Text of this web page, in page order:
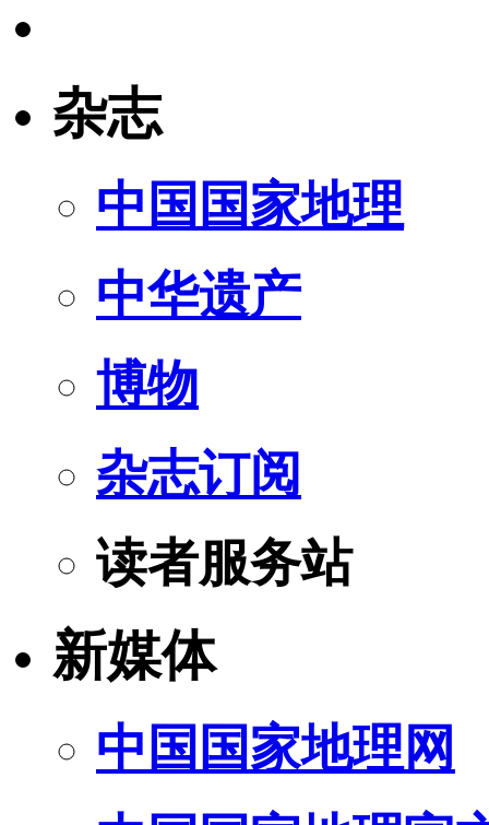
杂志
中国国家地理
中华遗产
博物
杂志订阅
读者服务站
新媒体
中国国家地理网